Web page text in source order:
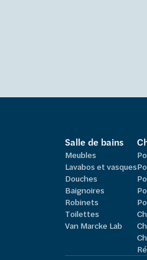
Salle de bains
Meubles
Lavabos et vasques
Douches
Baignoires
Robinets
Toilettes
Van Marcke Lab